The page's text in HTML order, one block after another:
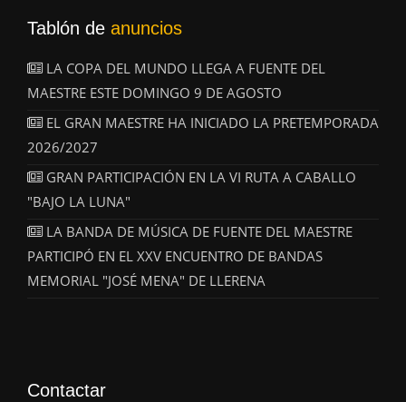
Tablón de anuncios
LA COPA DEL MUNDO LLEGA A FUENTE DEL
MAESTRE ESTE DOMINGO 9 DE AGOSTO
EL GRAN MAESTRE HA INICIADO LA PRETEMPORADA
2026/2027
GRAN PARTICIPACIÓN EN LA VI RUTA A CABALLO
"BAJO LA LUNA"
LA BANDA DE MÚSICA DE FUENTE DEL MAESTRE
PARTICIPÓ EN EL XXV ENCUENTRO DE BANDAS
MEMORIAL "JOSÉ MENA" DE LLERENA
Contactar